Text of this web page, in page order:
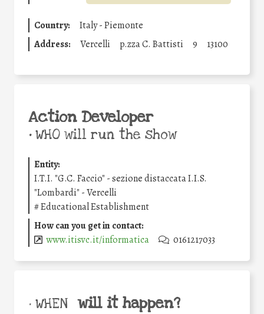
Country:
Italy - Piemonte
Address:
Vercelli p.zza C. Battisti 9 13100
Action Developer
•WHO will run the show
Entity:
I.T.I. "G.C. Faccio" - sezione distaccata I.I.S.
"Lombardi" - Vercelli
#Educational Establishment
How can you get in contact:
www.itisvc.it/informatica
0161217033
• WHEN will it happen?